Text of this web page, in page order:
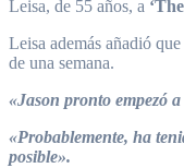
Leisa, de 55 años, a
Leisa además añadió
de una semana.
«Jason pronto empezó
«Probablemente, ha
posible».